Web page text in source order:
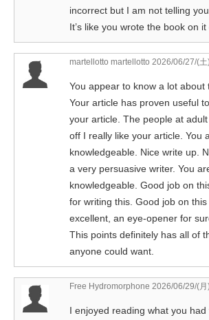
incorrect but I am not telling you
It’s like you wrote the book on it
martellotto martellotto 2026/06/27/(土
You appear to know a lot about
Your article has proven useful
your article. The people at
off I really like your article. You
knowledgeable. Nice write up.
a very persuasive writer. You
knowledgeable. Good job on
for writing this. Good job on
excellent, an eye-opener for
This points definitely has all of
anyone could want.
Free Hydromorphone 2026/06/29/(月
I enjoyed reading what you